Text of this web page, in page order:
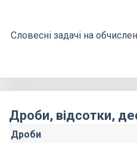
Словесні задачі на
Дроби, відсотки,
Дроби